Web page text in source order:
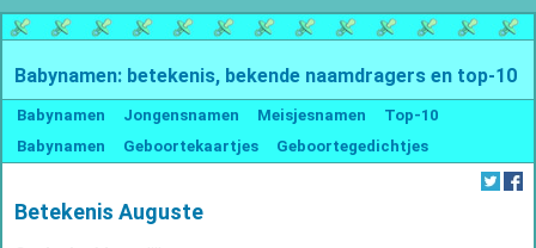
Babynamen: betekenis, bekende naamdragers en top-10
Babynamen Jongensnamen Meisjesnamen
Top-10
Babynamen
Geboortekaartjes Geboortegedichtjes
Betekenis Auguste